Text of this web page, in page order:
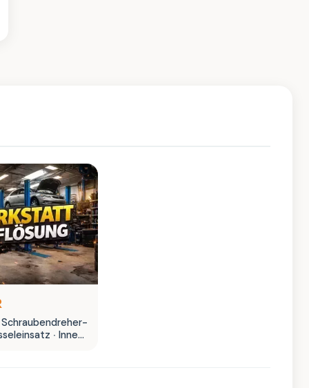
Schraubendreher-
∙ Innen